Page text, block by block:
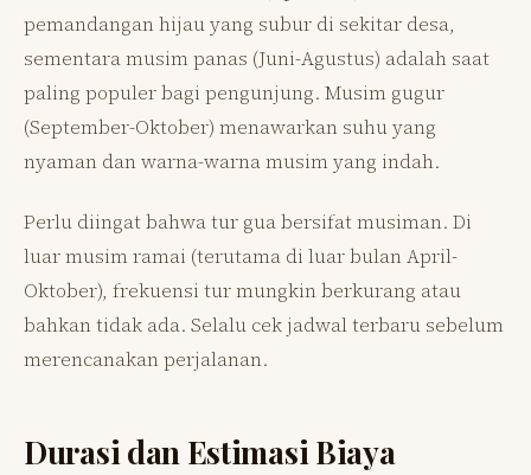
pemandangan hijau yang subur di sekitar desa,
sementara musim panas (Juni-Agustus) adalah saat
paling populer bagi pengunjung. Musim gugur
(September-Oktober) menawarkan suhu yang
nyaman dan warna-warna musim yang indah.
Perlu diingat bahwa tur gua bersifat musiman. Di
luar musim ramai (terutama di luar bulan April-
Oktober), frekuensi tur mungkin berkurang atau
bahkan tidak ada. Selalu cek jadwal terbaru sebelum
merencanakan perjalanan.
Durasi dan Estimasi Biaya